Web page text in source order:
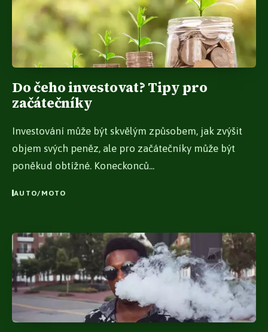
Do čeho investovat? Tipy pro
začátečníky
Investování může být skvělým způsobem, jak zvýšit
objem svých peněz, ale pro začátečníky může být
poněkud obtížné. Koneckonců...
AUTO/MOTO